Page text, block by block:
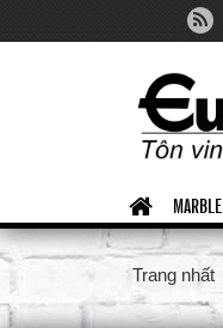
MARBLE
Trang nhất